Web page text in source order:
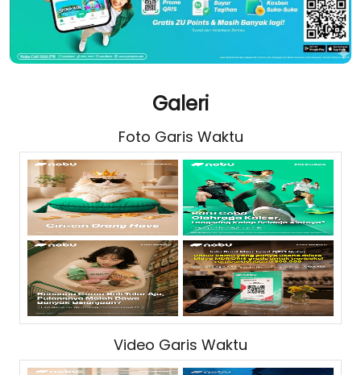
Galeri
Foto Garis Waktu
Video Garis Waktu